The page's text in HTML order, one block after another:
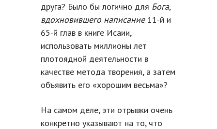
друга? Было бы логично для Бога,
вдохновившего написание11-й и
65-й глав в книге Исаии,
использовать миллионы лет
плотоядной деятельности в
качестве метода творения, а затем
объявить его «хорошим весьма»?
На самом деле, эти отрывки очень
конкретно указывают на то, что